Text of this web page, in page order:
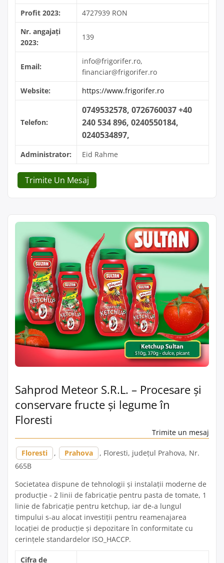
Profit 2023:
4727939 RON
Nr. angajați
2023:
139
Email:
info@frigorifer.ro,
financiar@frigorifer.ro
Website:
https://www.frigorifer.ro
Telefon:
0749532578, 0726760037 +40
240 534 896, 0240550184,
0240534897,
Administrator: Eid Rahme
Trimite Un Mesaj
Sahprod Meteor S.R.L. – Procesare și
conservare fructe și legume în
Floresti
Trimite un mesaj
Floresti , Prahova
, Floresti, județul Prahova, Nr.
665B
Societatea dispune de tehnologii și instalații moderne de
producție - 2 linii de fabricație pentru pasta de tomate, 1
linie de fabricație pentru ketchup, iar de-a lungul
timpului s-au alocat investiții pentru reamenajarea
locației de producție și depozitare în conformitate cu
cerințele standardelor ISO_HACCP.
Cifra de